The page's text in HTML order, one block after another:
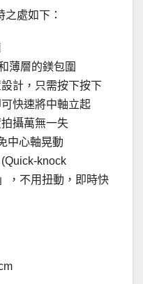
處如下：
薄層的鎂包圍
計，只需按下按下
快速將中軸立起
攝萬無一失
中心軸晃動
knock
，不用扭動，即時快